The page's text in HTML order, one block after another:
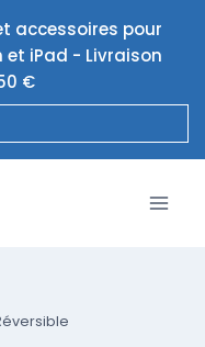
accessoires pour
et iPad - Livraison
€